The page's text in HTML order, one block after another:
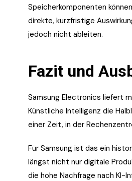
Speicherkomponenten
direkte, kurzfristige
jedoch nicht ableiten.
Fazit und
Samsung Electronics liefert
Künstliche Intelligenz die
einer Zeit, in der
Für Samsung ist das ein
längst nicht nur digitale
die hohe Nachfrage nach KI-